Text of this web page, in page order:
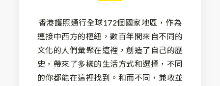
香港護照通行全球172個國家地區，作為
連接中西方的樞紐，數百年間來自不同的
文化的人們彙聚在這裡，創造了自己的歷
史，帶來了多樣的生活方式和選擇，不同
的你都能在這裡找到。和而不同，兼收並